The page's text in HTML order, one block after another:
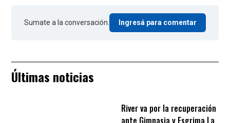
Sumate a la conversación. Ingresá para comentar
Últimas noticias
River va por la recuperación